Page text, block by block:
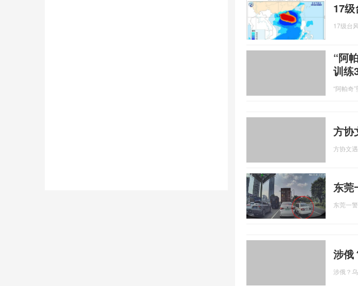
17
17级台
“阿
训练
“阿帕奇
方协
方协文
东莞
东莞一
涉俄
涉俄？